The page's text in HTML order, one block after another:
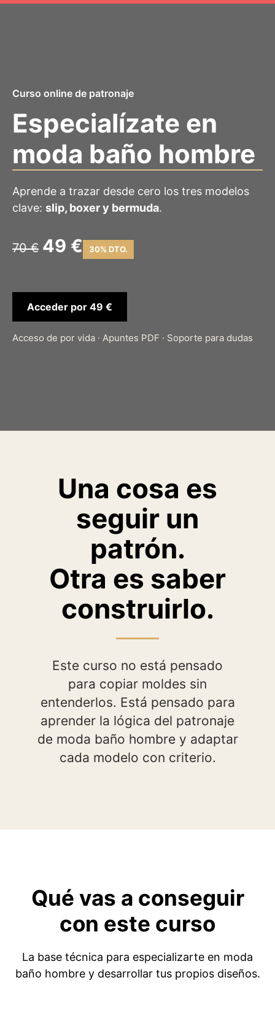
Curso online de patronaje
Especialízate en
moda baño hombre
Aprende a trazar desde cero los tres modelos
clave: slip, boxer y bermuda.
70 € 49 € 30% DTO.
Acceder por 49 €
Acceso de por vida · Apuntes PDF · Soporte para dudas
Una cosa es
seguir un
patrón.
Otra es saber
construirlo.
Este curso no está pensado
para copiar moldes sin
entenderlos. Está pensado para
aprender la lógica del patronaje
de moda baño hombre y adaptar
cada modelo con criterio.
Qué vas a conseguir
con este curso
La base técnica para especializarte en moda
baño hombre y desarrollar tus propios diseños.